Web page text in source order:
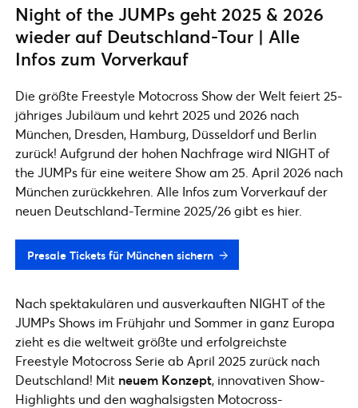
Night of the JUMPs geht 2025 & 2026
wieder auf Deutschland-Tour | Alle
Infos zum Vorverkauf
Die größte Freestyle Motocross Show der Welt feiert 25-
jähriges Jubiläum und kehrt 2025 und 2026 nach
München, Dresden, Hamburg, Düsseldorf und Berlin
zurück! Aufgrund der hohen Nachfrage wird NIGHT of
the JUMPs für eine weitere Show am 25. April 2026 nach
München zurückkehren. Alle Infos zum Vorverkauf der
neuen Deutschland-Termine 2025/26 gibt es hier.
Presale Tickets für München sichern
Nach spektakulären und ausverkauften NIGHT of the
JUMPs Shows im Frühjahr und Sommer in ganz Europa
zieht es die weltweit größte und erfolgreichste
Freestyle Motocross Serie ab April 2025 zurück nach
Deutschland! Mit neuem Konzept, innovativen Show-
Highlights und den waghalsigsten Motocross-